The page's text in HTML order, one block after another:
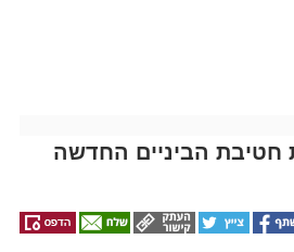
חטיבת הביניים החדשה